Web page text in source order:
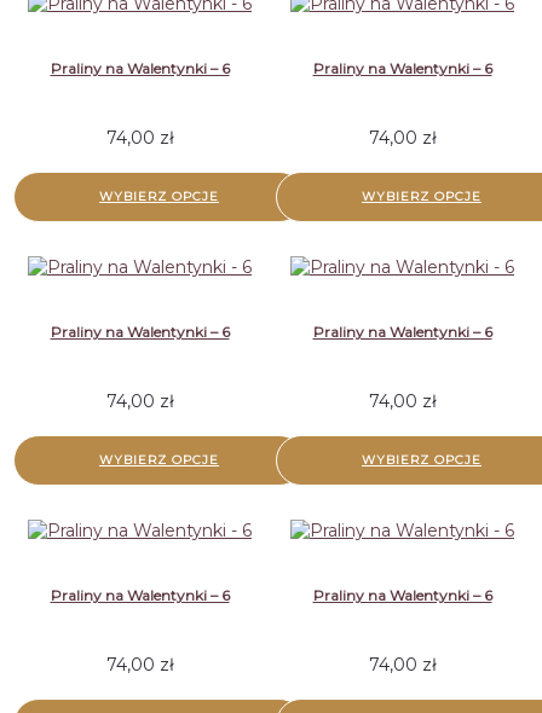
Praliny na Walentynki – 6
74,00 zł
WYBIERZ OPCJE
Praliny na Walentynki – 6
74,00 zł
WYBIERZ OPCJE
Praliny na Walentynki – 6
74,00 zł
WYBIERZ OPCJE
Praliny na Walentynki – 6
74,00 zł
WYBIERZ OPCJE
Praliny na Walentynki – 6
74,00 zł
Praliny na Walentynki – 6
74,00 zł